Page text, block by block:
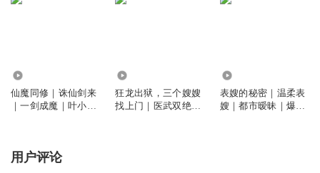
仙魔同修｜诛仙剑来
｜一剑成魔｜叶小川
狂龙出狱，三个嫂嫂
找上门｜医武双绝｜
表嫂的秘密｜温柔表
嫂｜都市暧昧｜爆款
用户评论